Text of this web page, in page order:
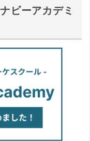
ビーアカデミ